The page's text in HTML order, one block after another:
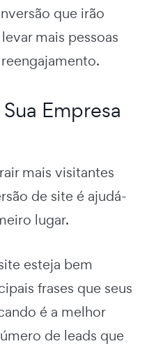
que irão
mais pessoas
Empresa
mais visitantes
de site é ajudá-
lugar.
esteja bem
frases que seus
é a melhor
de leads que